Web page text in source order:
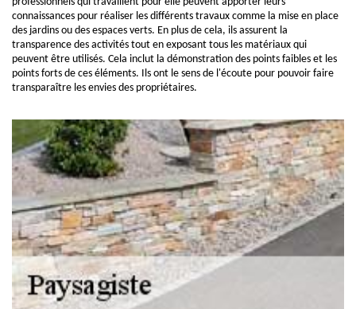
connaissances pour réaliser les différents travaux comme la mise en place
des jardins ou des espaces verts. En plus de cela, ils assurent la
transparence des activités tout en exposant tous les matériaux qui
peuvent être utilisés. Cela inclut la démonstration des points faibles et les
points forts de ces éléments. Ils ont le sens de l'écoute pour pouvoir faire
transparaître les envies des propriétaires.